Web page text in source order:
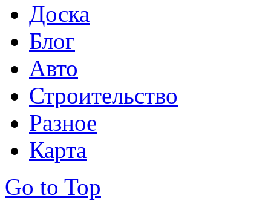
Доска
Блог
Авто
Строительство
Разное
Карта
Go to Top